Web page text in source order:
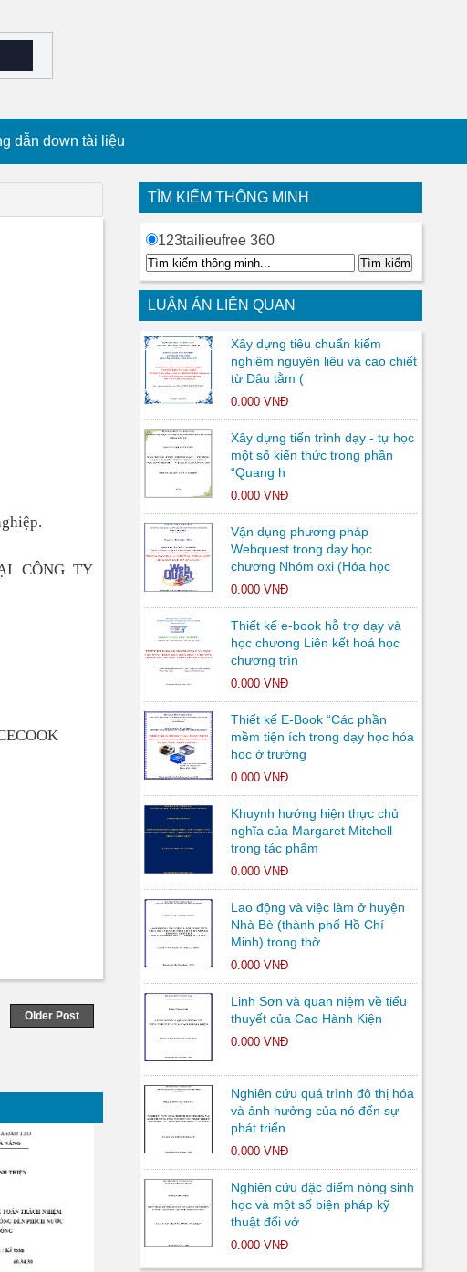
dẫn down tài liệu
CÔNG TY
Older Post
TÌM KIẾM THÔNG MINH
123tailieufree 360
LUẬN ÁN LIÊN QUAN
Xây dựng tiêu chuẩn kiểm
nghiệm nguyên liệu và cao chiết
từ Dâu tằm (
0.000 VNĐ
Xây dựng tiến trình dạy - tự học
một số kiến thức trong phần
“Quang h
0.000 VNĐ
Vận dụng phương pháp
Webquest trong dạy học
chương Nhóm oxi (Hóa học
0.000 VNĐ
Thiết kế e-book hỗ trợ dạy và
học chương Liên kết hoá học
chương trìn
0.000 VNĐ
Thiết kế E-Book “Các phần
mềm tiện ích trong dạy học hóa
học ở trường
0.000 VNĐ
Khuynh hướng hiện thực chủ
nghĩa của Margaret Mitchell
trong tác phẩm
0.000 VNĐ
Lao động và việc làm ở huyện
Nhà Bè (thành phố Hồ Chí
Minh) trong thờ
0.000 VNĐ
Linh Sơn và quan niệm về tiểu
thuyết của Cao Hành Kiện
0.000 VNĐ
Nghiên cứu quá trình đô thị hóa
và ảnh hưởng của nó đến sự
phát triển
0.000 VNĐ
Nghiên cứu đặc điểm nông sinh
học và một số biện pháp kỹ
thuật đối vớ
0.000 VNĐ